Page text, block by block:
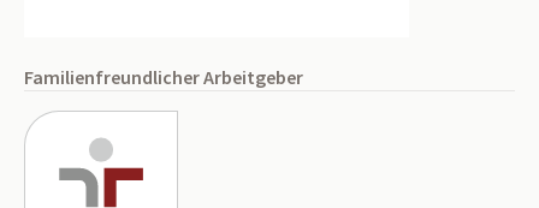
Familienfreundlicher Arbeitgeber